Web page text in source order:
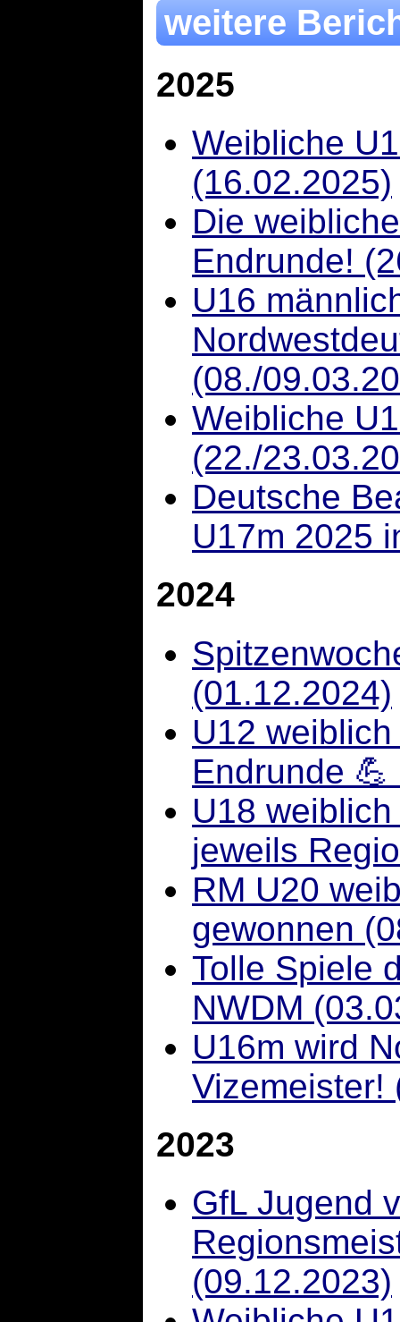
weitere
2025
Weibliche
(16.02.2025)
Die
Endrunde!
U16
(08./
Weibliche
(22./
Deutsche
U17m 2025
2024
(01.12.2024)
U12
Endrunde
U18
jeweils
RM U20
gewonnen
Tolle Spiele
NWDM
U16m wird
Vizemeister!
2023
GfL Jugend
(09.12.2023)